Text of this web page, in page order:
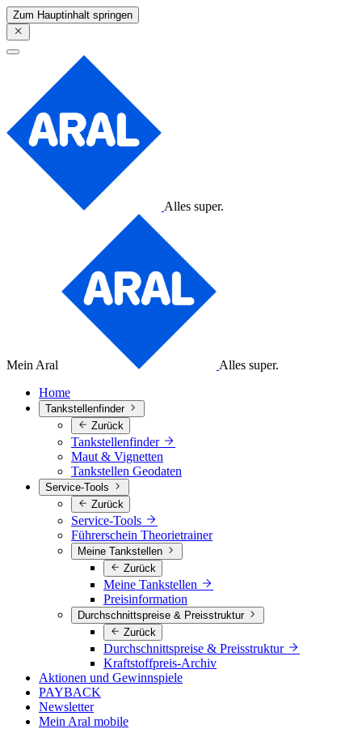
Zum Hauptinhalt springen
Alles super.
Mein Aral
Alles super.
Home
Tankstellenfinder
Zurück
Tankstellenfinder
Maut & Vignetten
Tankstellen Geodaten
Service-Tools
Zurück
Service-Tools
Führerschein Theorietrainer
Meine Tankstellen
Zurück
Meine Tankstellen
Preisinformation
Durchschnittspreise & Preisstruktur
Zurück
Durchschnittspreise & Preisstruktur
Kraftstoffpreis-Archiv
Aktionen und Gewinnspiele
PAYBACK
Newsletter
Mein Aral mobile